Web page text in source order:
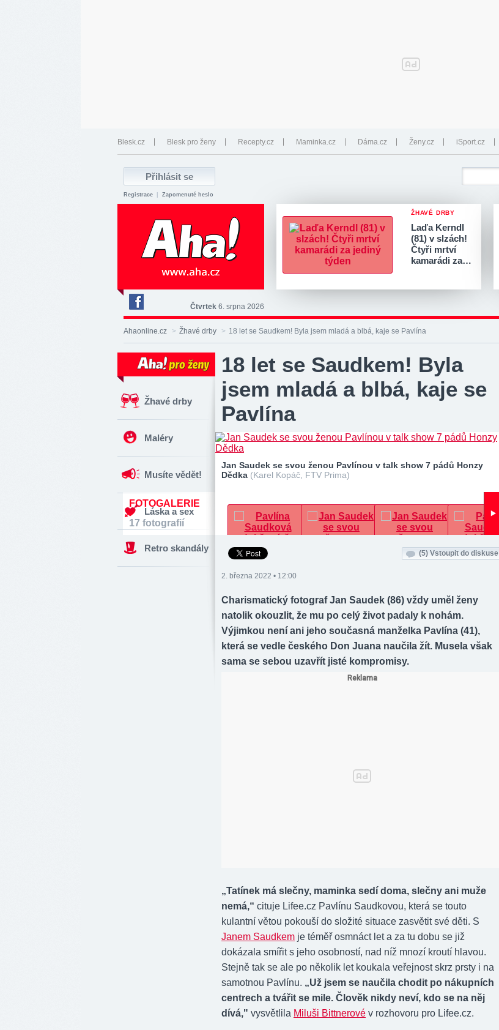
Blesk.cz Blesk pro ženy Recepty.cz Maminka.cz Dáma.cz Ženy.cz iSport.cz
Registrace Zapomenuté heslo
ŽHAVÉ DRBY
Laďa Kerndl
(81) v slzách!
Čtyři mrtví
kamarádi za…
Deník
Aha!
na
Čtvrtek 6. srpna 2026
Ahaonline.cz > Žhavé drby > 18 let se Saudkem! Byla jsem mladá a blbá, kaje se Pavlína
Žhavé drby
Maléry
Musíte vědět!
Láska a sex
Retro skandály
18 let se Saudkem! Byla
jsem mladá a blbá, kaje se
Pavlína
Jan Saudek se svou ženou Pavlínou v talk show 7 pádů Honzy
Dědka (Karel Kopáč, FTV Prima)
FOTOGALERIE
17 fotografií
(5) Vstoupit do diskuse
2. března 2022 • 12:00
Charismatický fotograf Jan Saudek (86) vždy uměl ženy
natolik okouzlit, že mu po celý život padaly k nohám.
Výjimkou není ani jeho současná manželka Pavlína (41),
která se vedle českého Don Juana naučila žít. Musela však
sama se sebou uzavřít jisté kompromisy.
„Tatínek má slečny, maminka sedí doma, slečny ani muže
nemá,“ cituje Lifee.cz Pavlínu Saudkovou, která se touto
kulantní větou pokouší do složité situace zasvětit své děti. S
Janem Saudkem je téměř osmnáct let a za tu dobu se již
dokázala smířit s jeho osobností, nad níž mnozí kroutí hlavou.
Stejně tak se ale po několik let koukala veřejnost skrz prsty i na
samotnou Pavlínu. „Už jsem se naučila chodit po nákupních
centrech a tvářit se mile. Člověk nikdy neví, kdo se na něj
dívá," vysvětlila Miluši Bittnerové v rozhovoru pro Lifee.cz.